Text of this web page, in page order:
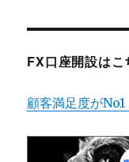
FX口座開設はこ
顧客満足度が